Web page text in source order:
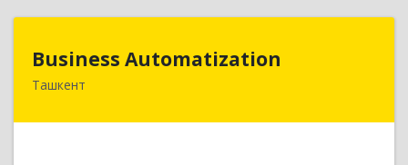
Business Automatization
Ташкент
Узбекистан, г. Ташкент, Мирабадский район,